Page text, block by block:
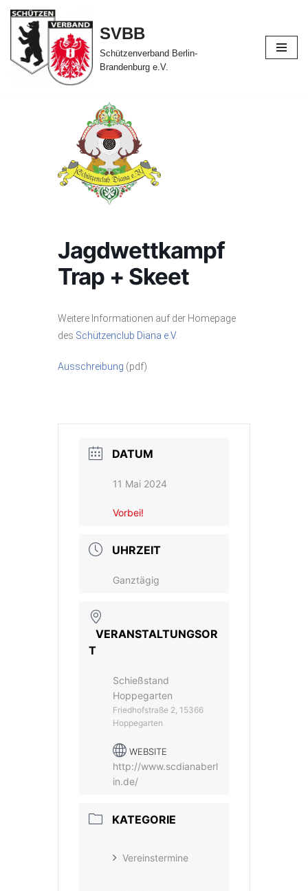
Zum
Inhalt
springen
SVBB
Schützenverband Berlin-
Brandenburg e.V.
Jagdwettkampf
Trap + Skeet
Weitere Informationen auf der Homepage
des Schützenclub Diana e.V.
Ausschreibung (pdf)
DATUM
11 Mai 2024
Vorbei!
UHRZEIT
Ganztägig
VERANSTALTUNGSOR
T
Schießstand
Hoppegarten
Friedhofstraße 2, 15366
Hoppegarten
WEBSITE
http://www.scdianaberl
in.de/
KATEGORIE
Vereinstermine